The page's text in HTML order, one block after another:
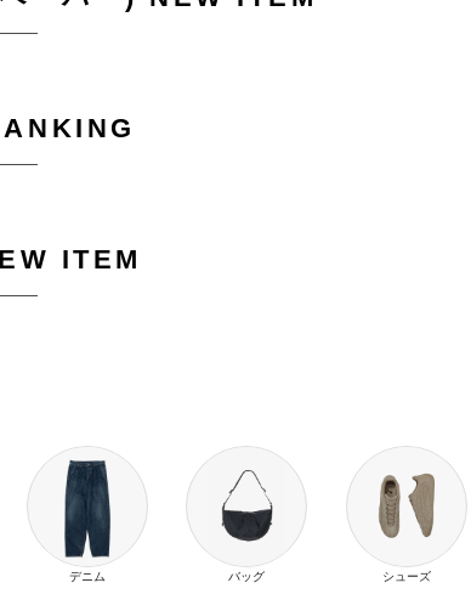
ITEM
デニム バッグ シューズ